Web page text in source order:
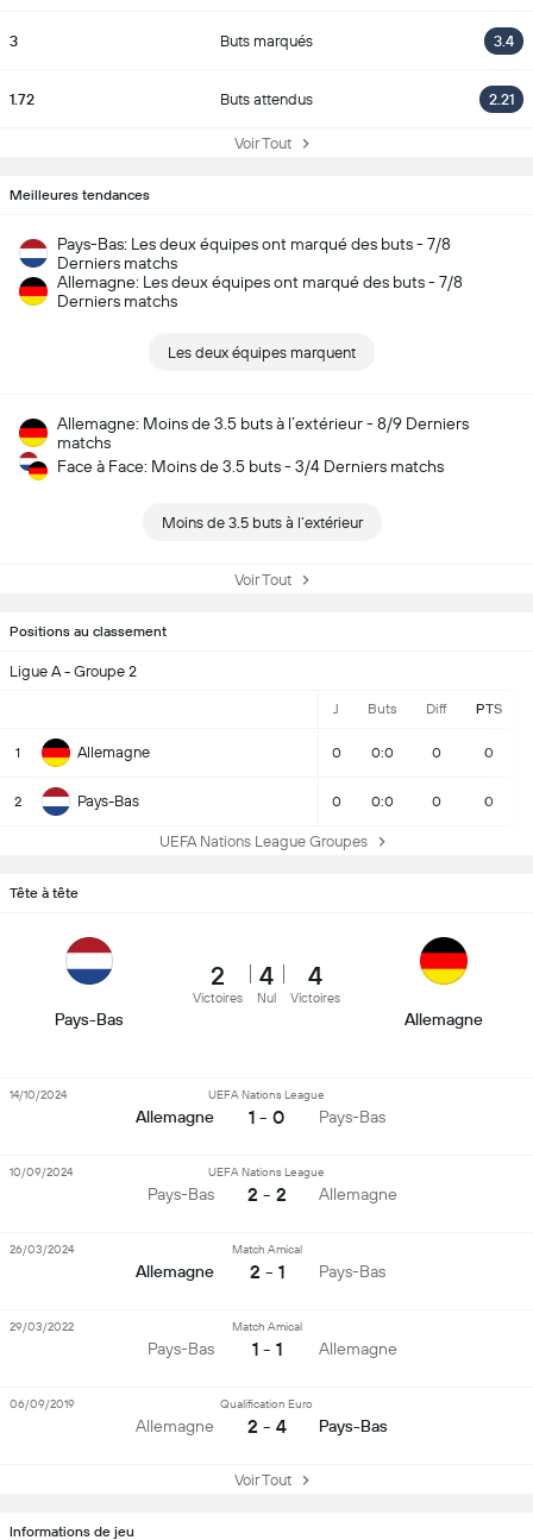
3 Buts marqués 3.4
1.72 Buts attendus 2.21
Voir Tout
Meilleures tendances
Pays-Bas: Les deux équipes ont marqué des buts - 7/8
Derniers matchs
Allemagne: Les deux équipes ont marqué des buts - 7/8
Derniers matchs
Les deux équipes marquent
Allemagne: Moins de 3.5 buts à l’extérieur - 8/9 Derniers
matchs
Face à Face: Moins de 3.5 buts - 3/4 Derniers matchs
Moins de 3.5 buts à l’extérieur
Voir Tout
Positions au classement
Ligue A - Groupe 2
J Buts Diff PTS
1 Allemagne 0 0:0 0 0
2 Pays-Bas 0 0:0 0 0
UEFA Nations League Groupes
Informations de jeu
Tête à tête
Pays-Bas
2
Victoires
4
Nul
4
Victoires
Allemagne
Allemagne
UEFA Nations League
1 - 0 Pays-Bas
14/10/2024
Pays-Bas
UEFA Nations League
2 - 2 Allemagne
10/09/2024
Allemagne
Match Amical
2 - 1 Pays-Bas
26/03/2024
Pays-Bas
Match Amical
1 - 1 Allemagne
29/03/2022
Allemagne
Qualification Euro
2 - 4 Pays-Bas
06/09/2019
Voir Tout